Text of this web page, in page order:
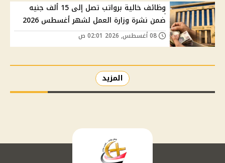
وظائف خالية برواتب تصل إلى 15 ألف جنيه
ضمن نشرة وزارة العمل لشهر أغسطس 2026
المزيد